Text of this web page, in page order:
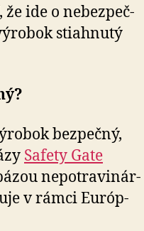
ide o ne­bez­peč­
stiahnutý
bezpečný,
Safety Gate
ne­potra­vi­nár­
v rámci Eu­róp­